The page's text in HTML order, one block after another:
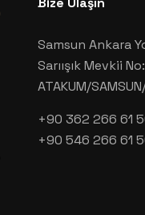
Samsun Ankara
Sarıışık Mevkii
ATAKUM/
+90 362 266 61
+90 546 266 61